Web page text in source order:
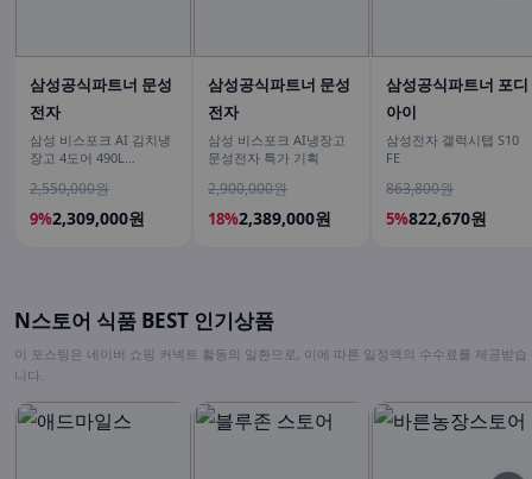
삼성공식파트너 문성
전자
삼성 비스포크 AI 김치냉
장고 4도어 490L
다크메탈 유산균아삭 숙
성모드
2,550,000원
9%2,309,000원
삼성공식파트너 문성
전자
삼성 비스포크 AI냉장고
문성전자 특가 기획
2,900,000원
18%2,389,000원
삼성공식파트너 포디
아이
삼성전자 갤럭시탭 S10
FE
863,800원
5%822,670원
N스토어 식품 BEST 인기상품
이 포스팅은 네이버 쇼핑 커넥트 활동의 일환으로, 이에 따른 일정액의 수수료를 제공받습
니다.